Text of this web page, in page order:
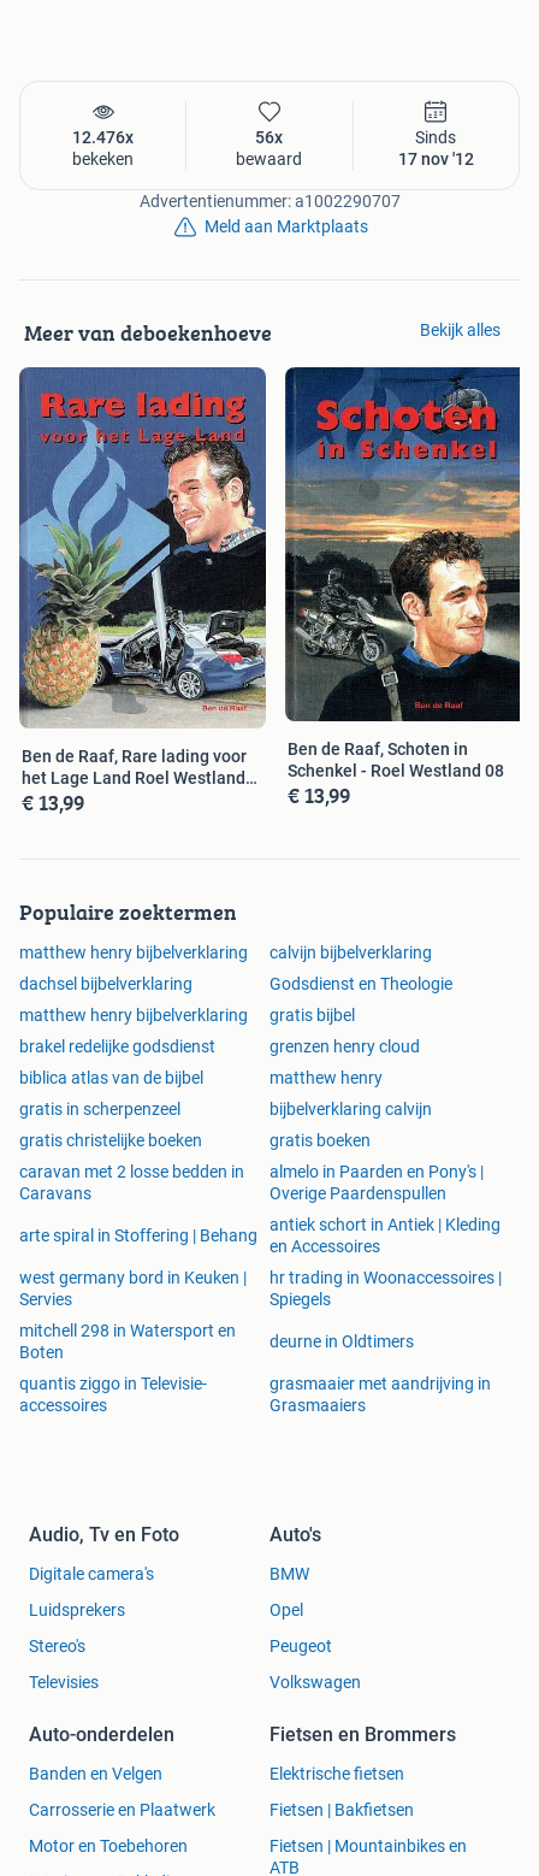
12.476x
bekeken
56x
bewaard
Sinds
17 nov '12
Advertentienummer: a1002290707
Meld aan Marktplaats
Meer van deboekenhoeve Bekijk alles
Ben de Raaf, Rare lading voor
het Lage Land Roel Westland
10
€ 13,99
Ben de Raaf, Schoten in
Schenkel - Roel Westland 08
€ 13,99
Populaire zoektermen
matthew henry bijbelverklaring
calvijn bijbelverklaring
dachsel bijbelverklaring
Godsdienst en Theologie
matthew henry bijbelverklaring
gratis bijbel
brakel redelijke godsdienst
grenzen henry cloud
biblica atlas van de bijbel
matthew henry
gratis in scherpenzeel
bijbelverklaring calvijn
gratis christelijke boeken
gratis boeken
caravan met 2 losse bedden in
Caravans
almelo in Paarden en Pony's |
Overige Paardenspullen
arte spiral in Stoffering | Behang
antiek schort in Antiek | Kleding
en Accessoires
west germany bord in Keuken |
Servies
hr trading in Woonaccessoires |
Spiegels
mitchell 298 in Watersport en
Boten
deurne in Oldtimers
quantis ziggo in Televisie-
accessoires
grasmaaier met aandrijving in
Grasmaaiers
Audio, Tv en Foto
Digitale camera's
Luidsprekers
Stereo's
Televisies
Auto's
BMW
Opel
Peugeot
Volkswagen
Auto-onderdelen
Banden en Velgen
Carrosserie en Plaatwerk
Motor en Toebehoren
Fietsen en Brommers
Elektrische fietsen
Fietsen | Bakfietsen
Fietsen | Mountainbikes en
ATB